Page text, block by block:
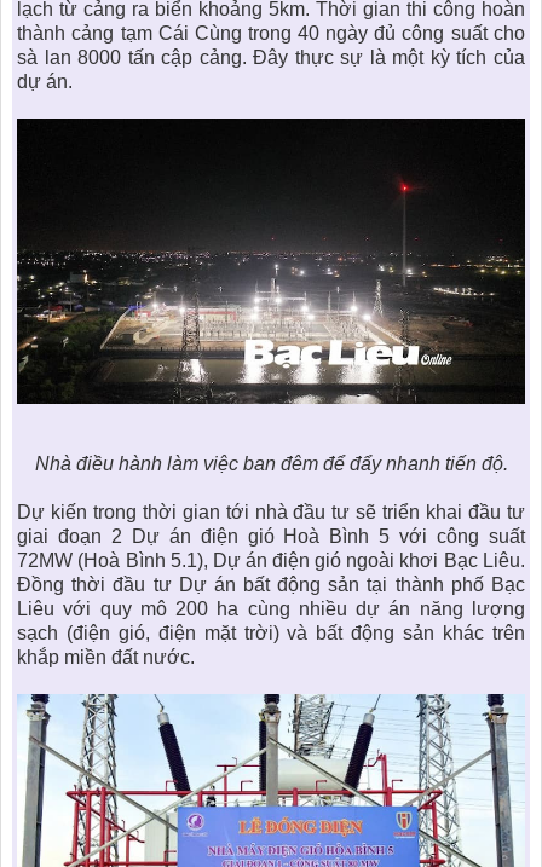
lạch từ cảng ra biển khoảng 5km. Thời gian thi công hoàn
thành cảng tạm Cái Cùng trong 40 ngày đủ công suất cho
sà lan 8000 tấn cập cảng. Đây thực sự là một kỳ tích của
dự án.
Nhà điều hành làm việc ban đêm để đẩy nhanh tiến độ.
Dự kiến trong thời gian tới nhà đầu tư sẽ triển khai đầu tư
giai đoạn 2 Dự án điện gió Hoà Bình 5 với công suất
72MW (Hoà Bình 5.1), Dự án điện gió ngoài khơi Bạc Liêu.
Đồng thời đầu tư Dự án bất động sản tại thành phố Bạc
Liêu với quy mô 200 ha cùng nhiều dự án năng lượng
sạch (điện gió, điện mặt trời) và bất động sản khác trên
khắp miền đất nước.